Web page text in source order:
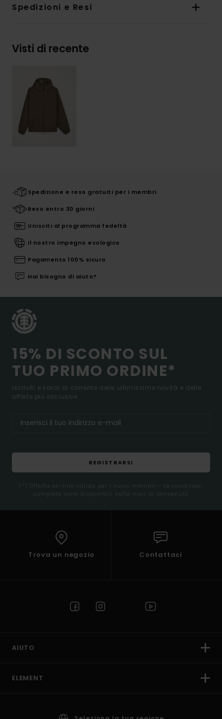
Spedizioni e Resi
Visti di recente
Spedizione e reso gratuiti per i membri
Reso entro 30 giorni
Unisciti al programma fedeltà
Il nostro impegno ecologico
Pagamento 100% sicuro
Hai bisogno di aiuto?
15% DI SCONTO SUL
TUO PRIMO ORDINE*
Iscriviti e sarai al corrente delle ultimissime novità e delle
offerte più esclusive.
REGISTRARSI
(*) Offerta on-line valida per i nuovi membri - Le condizioni
complete sono disponibili nella mail di benvenuto
Trova un negozio Contattaci
AIUTO
ELEMENT